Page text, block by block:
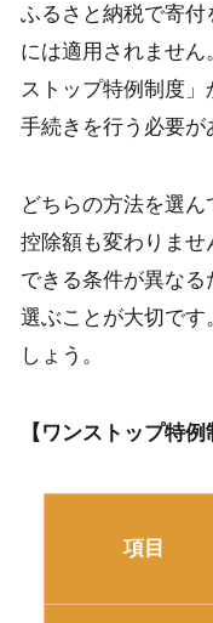
ふるさと納税で寄
には適用されませ
ストップ特例制度
手続きを行う必要が
どちらの方法を選
控除額も変わりませ
できる条件が異な
選ぶことが大切です
しょう。
【ワンストップ特
項目